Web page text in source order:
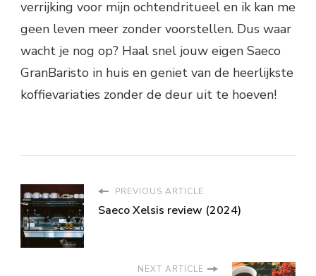
verrijking voor mijn ochtendritueel en ik kan me
geen leven meer zonder voorstellen. Dus waar
wacht je nog op? Haal snel jouw eigen Saeco
GranBaristo in huis en geniet van de heerlijkste
koffievariaties zonder de deur uit te hoeven!
PREVIOUS ARTICLE
Saeco Xelsis review (2024)
NEXT ARTICLE